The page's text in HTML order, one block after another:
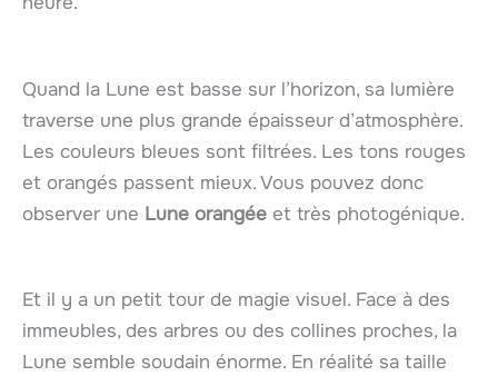
Quand la Lune est basse sur l’horizon, sa lumière
traverse une plus grande épaisseur d’atmosphère.
Les couleurs bleues sont filtrées. Les tons rouges
et orangés passent mieux. Vous pouvez donc
observer une Lune orangée et très photogénique.
Et il y a un petit tour de magie visuel. Face à des
immeubles, des arbres ou des collines proches, la
Lune semble soudain énorme. En réalité sa taille